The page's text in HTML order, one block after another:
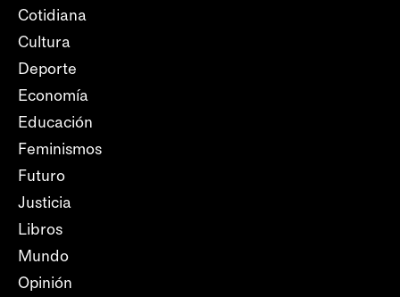
Cotidiana
Cultura
Deporte
Economía
Educación
Feminismos
Futuro
Justicia
Libros
Mundo
Opinión